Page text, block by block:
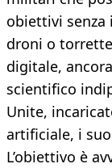
obiettivi
droni o
digitale,
scientifico
Unite,
artificiale, i
L’obiettivo è